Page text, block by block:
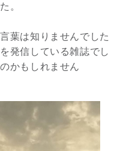
。
葉は知りませんでした
発信している雑誌でし
かもしれません